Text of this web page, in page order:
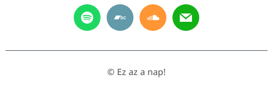
© Ez az a nap!